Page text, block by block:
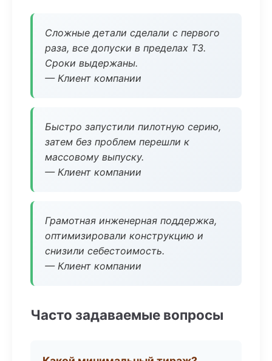
Сложные детали сделали с первого
раза, все допуски в пределах ТЗ.
Сроки выдержаны.
— Клиент компании
Быстро запустили пилотную серию,
затем без проблем перешли к
массовому выпуску.
— Клиент компании
Грамотная инженерная поддержка,
оптимизировали конструкцию и
снизили себестоимость.
— Клиент компании
Часто задаваемые вопросы